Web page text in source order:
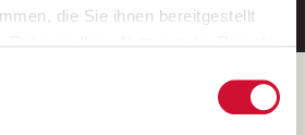
die Sie ihnen bereitgestellt
zulassen“ klicken, so stimmen
sämtlicher Cookies zu. Sie können